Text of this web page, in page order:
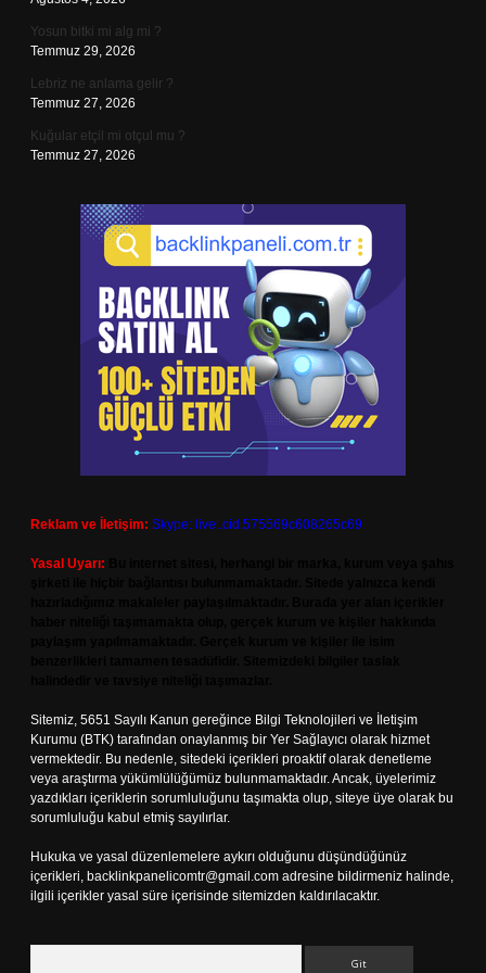
Yosun bitki mi alg mi ?
Temmuz 29, 2026
Lebriz ne anlama gelir ?
Temmuz 27, 2026
Kuğular etçil mi otçul mu ?
Temmuz 27, 2026
Reklam ve İletişim: Skype: live:.cid.575569c608265c69
Yasal Uyarı:
Sitemiz, 5651 Sayılı Kanun gereğince Bilgi Teknolojileri ve İletişim
Kurumu (BTK) tarafından onaylanmış bir Yer Sağlayıcı olarak hizmet
vermektedir. Bu nedenle, sitedeki içerikleri proaktif olarak denetleme
veya araştırma yükümlülüğümüz bulunmamaktadır. Ancak, üyelerimiz
yazdıkları içeriklerin sorumluluğunu taşımakta olup, siteye üye olarak bu
sorumluluğu kabul etmiş sayılırlar.
Hukuka ve yasal düzenlemelere aykırı olduğunu düşündüğünüz
içerikleri, backlinkpanelicomtr@gmail.com adresine bildirmeniz halinde,
ilgili içerikler yasal süre içerisinde sitemizden kaldırılacaktır.